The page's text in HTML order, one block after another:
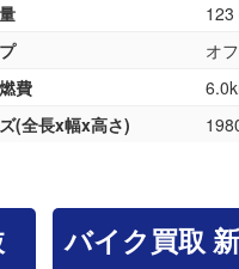
123
オ
費
(全長x幅x高さ)
バイク買取